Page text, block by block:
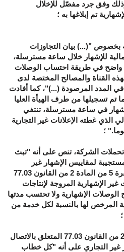
وفق جرد مفصّل للإخلال
تم إبلاغها به ؛
"(...) بيان التجاوزات
للإشهار خلال ساعة مسترسلة،
واضح في طريقة احتساب الوصلات
بهذه القناة والمصالح المختصة لدى
في المدد المرصودة (...)"، كما أفادت
تم تسجيلها من طرف الهيأة العليا
في ساعة مسترسلة، تنتفي
الذي غطته الإعلانات غير التجارية
؛
3.49 من دفتر تحملات الشركة، تنص على أنه "تبث
لمقاييس الإشهار غير
التجاري كما هو معرف في الفقرة 5 من المادة 2 من القانون 77.03
غير الإشهارية المروجة لإنتاجات
الوصلات الإشهارية ولا تحتسب مدتها
لها بالنسبة لكل خدمة من
وحيث إن المقطع 5 من المادة 2 من القانون 77.03 المتعلق بالاتصال
غير التجاري على أنه "كل خطاب